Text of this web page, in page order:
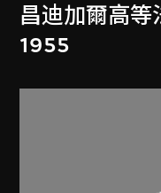
昌迪加爾高等
1955